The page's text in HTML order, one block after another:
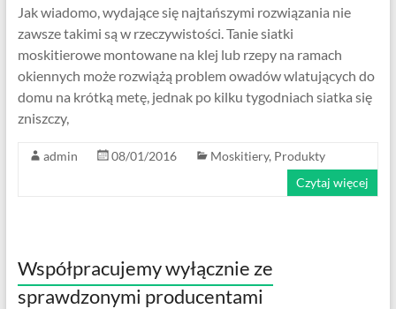
Jak wiadomo, wydające się najtańszymi rozwiązania nie
zawsze takimi są w rzeczywistości. Tanie siatki
moskitierowe montowane na klej lub rzepy na ramach
okiennych może rozwiążą problem owadów wlatujących do
domu na krótką metę, jednak po kilku tygodniach siatka się
zniszczy,
admin 08/01/2016 Moskitiery, Produkty
Czytaj więcej
Współpracujemy wyłącznie ze
sprawdzonymi producentami